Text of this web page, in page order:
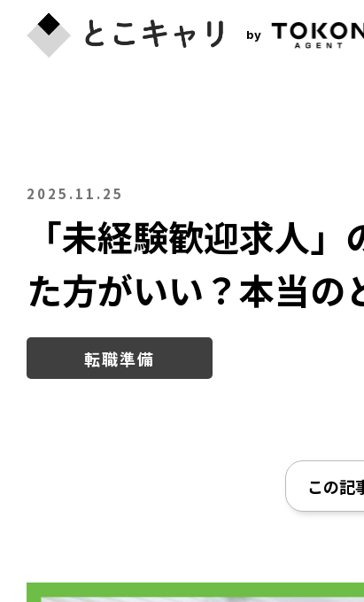
by
2025.11.25
「未経験歓迎求人
た方がいい？本当の
転職準備
この記